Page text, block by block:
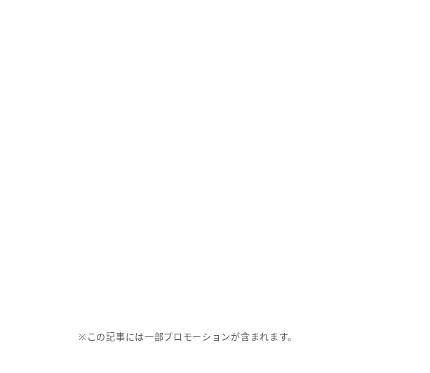
※この記事には一部プロモーションが含まれます。